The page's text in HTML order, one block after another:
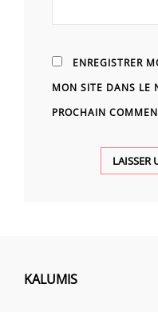
ENREGISTRER
MON SITE DANS LE
PROCHAIN
KALUMIS